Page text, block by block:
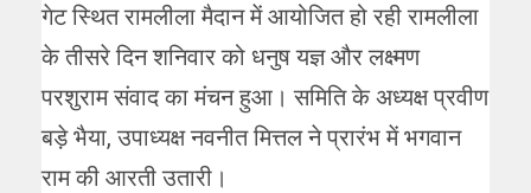
गेट स्थित रामलीला मैदान में आयोजित हो रही रामलीला
के तीसरे दिन शनिवार को धनुष यज्ञ और लक्ष्मण
परशुराम संवाद का मंचन हुआ। समिति के अध्यक्ष प्रवीण
बड़े भैया, उपाध्यक्ष नवनीत मित्तल ने प्रारंभ में भगवान
राम की आरती उतारी।